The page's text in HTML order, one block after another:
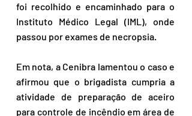
foi recolhido e encaminhado para o
Instituto Médico Legal (IML), onde
passou por exames de necropsia.
Em nota, a Cenibra lamentou o caso e
afirmou que o brigadista cumpria a
atividade de preparação de aceiro
para controle de incêndio em área de